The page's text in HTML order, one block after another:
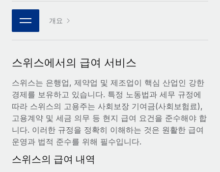
통합
핵심 비즈니스 도구로 프로세스를 간소화
전문가 상담
글로벌 인사 및 규정 준수 업무 처리에 전문가 지원 제공
신원 조사
채용 후보자 심사 프로세스 간소화
Compliance Watchtower
플랫폼에 글로벌 HR을 유연하게 통합
Remote와의 파트너십 기회 탐색
Remote Build
곧 제공 예정
사례 연구
AI 분야의 선구자인 Weaviate가 Remote와 협력하여
조직 규모를 120% 성장시킨 방법
구축합니다. 이 회사의 미션은 전 세계 개발자 및 운영자
이벤트
급여 및 인재 인사이트
지원받기
모든 리소스 보기
글로벌 급여
한국어
개요
스위스에서의 급여 서비스
스위스는 은행업, 제약업 및 제조업이 핵심 산업인 강한
경제를 보유하고 있습니다. 특정 노동법과 세무 규정에
따라 스위스의 고용주는 사회보장 기여금(사회보험료),
고용계약 및 세금 의무 등 현지 급여 요건을 준수해야 합
니다. 이러한 규정을 정확히 이해하는 것은 원활한 급여
운영과 법적 준수를 위해 필수입니다.
스위스의 급여 내역